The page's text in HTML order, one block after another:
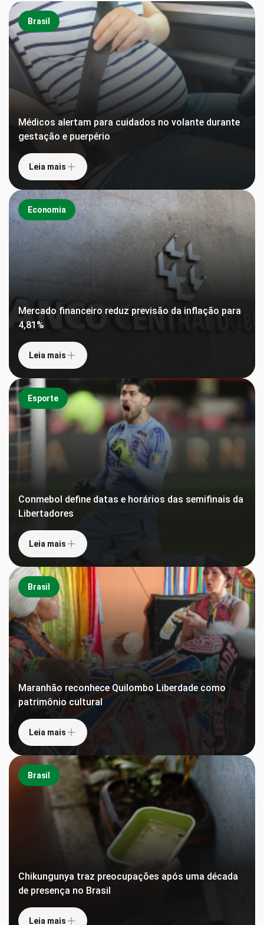
Brasil
Médicos alertam para cuidados no volante durante
gestação e puerpério
Leia mais
Economia
Mercado financeiro reduz previsão da inflação para
4,81%
Leia mais
Esporte
Conmebol define datas e horários das semifinais da
Libertadores
Leia mais
Brasil
Maranhão reconhece Quilombo Liberdade como
patrimônio cultural
Leia mais
Brasil
Chikungunya traz preocupações após uma década
de presença no Brasil
Leia mais